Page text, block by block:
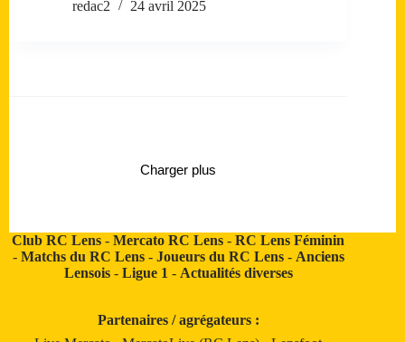
redac2
24 avril 2025
Charger plus
Club RC Lens -Mercato RC Lens -RC Lens Féminin
- Matchs du RC Lens- Joueurs du RC Lens- Anciens
Lensois- Ligue 1 - Actualités diverses
Partenaires / agrégateurs :